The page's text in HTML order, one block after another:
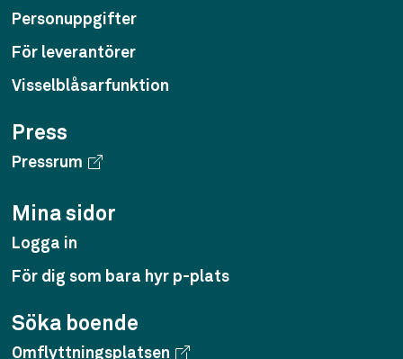
Personuppgifter
För leverantörer
Visselblåsarfunktion
Press
Pressrum
Mina sidor
Logga in
För dig som bara hyr p-plats
Söka boende
Omflyttningsplatsen